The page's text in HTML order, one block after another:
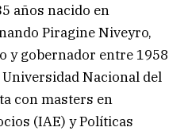
años nacido en
Piragine Niveyro,
y gobernador entre 1958
Nacional del
con masters en
(IAE) y Políticas